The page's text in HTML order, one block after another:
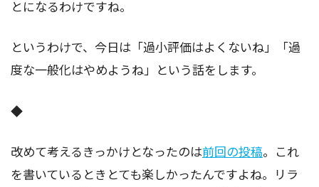
とになるわけですね。
というわけで、今日は「過小評価はよくないね」「過
度な一般化はやめようね」という話をします。
◆
改めて考えるきっかけとなったのは前回の投稿。これ
を書いているときとても楽しかったんですよね。リラ